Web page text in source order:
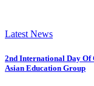
Latest News
2nd International Day Of
Asian Education Group